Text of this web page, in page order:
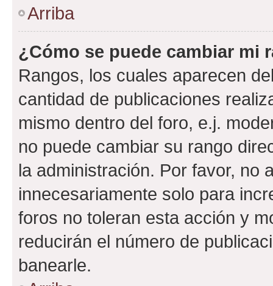
Arriba
¿Cómo se puede cambiar mi
Rangos, los cuales aparecen
cantidad de publicaciones
mismo dentro del foro, e.j.
no puede cambiar su rango
la administración. Por favor, no
innecesariamente solo para
foros no toleran esta acción y
reducirán el número de
banearle.